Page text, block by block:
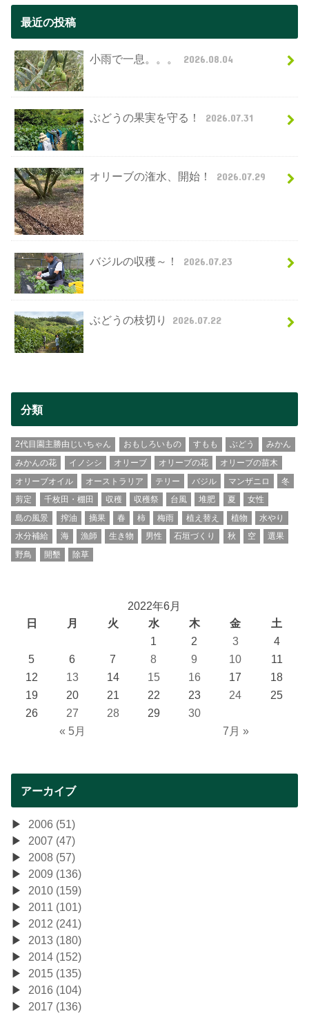
最近の投稿
小雨で一息。。。 2026.08.04
ぶどうの果実を守る！ 2026.07.31
オリーブの潅水、開始！ 2026.07.29
バジルの収穫～！ 2026.07.23
ぶどうの枝切り 2026.07.22
分類
2代目園主勝由じいちゃん おもしろいもの すもも ぶどう
みかん
みかんの花
イノシシ オリーブ オリーブの花
オリーブの苗木
オリーブオイル
オーストラリア テリー バジル マンザニロ
冬
剪定
千枚田・棚田 収穫 収穫祭 台風 堆肥 夏
女性
島の風景
搾油 摘果 春 柿 梅雨 植え替え 植物
水やり
水分補給
海 漁師 生き物 男性 石垣づくり 秋 空
選果
野鳥
開墾 除草
2022年6月
日
月 火 水 木 金 土
« 5月 7月 »
1 2 3
4
5
6 7 8 9 10
11
12
13 14 15 16 17
18
19
20 21 22 23 24
25
26
27 28 29 30
アーカイブ
2006 (51)
2007 (47)
2008 (57)
2009 (136)
2010 (159)
2011 (101)
2012 (241)
2013 (180)
2014 (152)
2015 (135)
2016 (104)
2017 (136)